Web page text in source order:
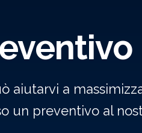
aiutarvi a
un preventivo al